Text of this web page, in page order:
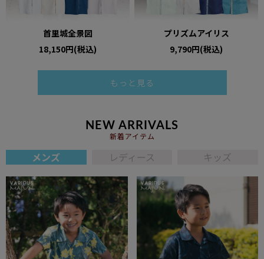
首里城全景図
18,150円(税込)
プリズムアイリス
9,790円(税込)
もっと見る
NEW ARRIVALS
新着アイテム
メンズ レディース キッズ